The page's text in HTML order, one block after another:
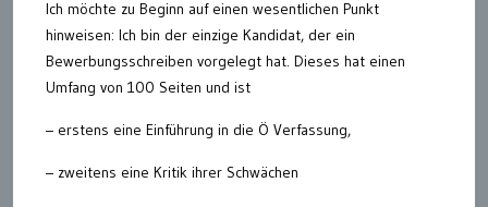
Ich möchte zu Beginn auf einen wesentlichen Punkt
hinweisen: Ich bin der einzige Kandidat, der ein
Bewerbungsschreiben vorgelegt hat. Dieses hat einen
Umfang von 100 Seiten und ist
– erstens eine Einführung in die Ö Verfassung,
– zweitens eine Kritik ihrer Schwächen